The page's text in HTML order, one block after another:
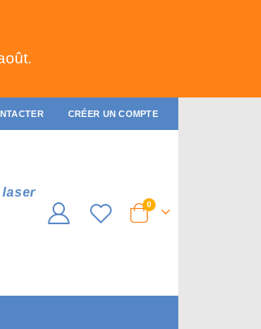
CRÉER UN COMPTE
laser
Cart
0articles